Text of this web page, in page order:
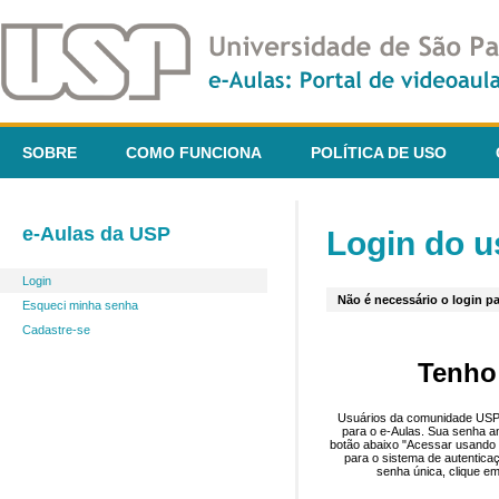
SOBRE COMO FUNCIONA POLÍTICA DE USO
e-Aulas da USP
Login
Esqueci minha senha
Cadastre-se
Login do
Não é necessário o login
Usuários da comunidade
para o e-Aulas. Sua senha
botão abaixo "Acessar
para o sistema de
senha única, clique